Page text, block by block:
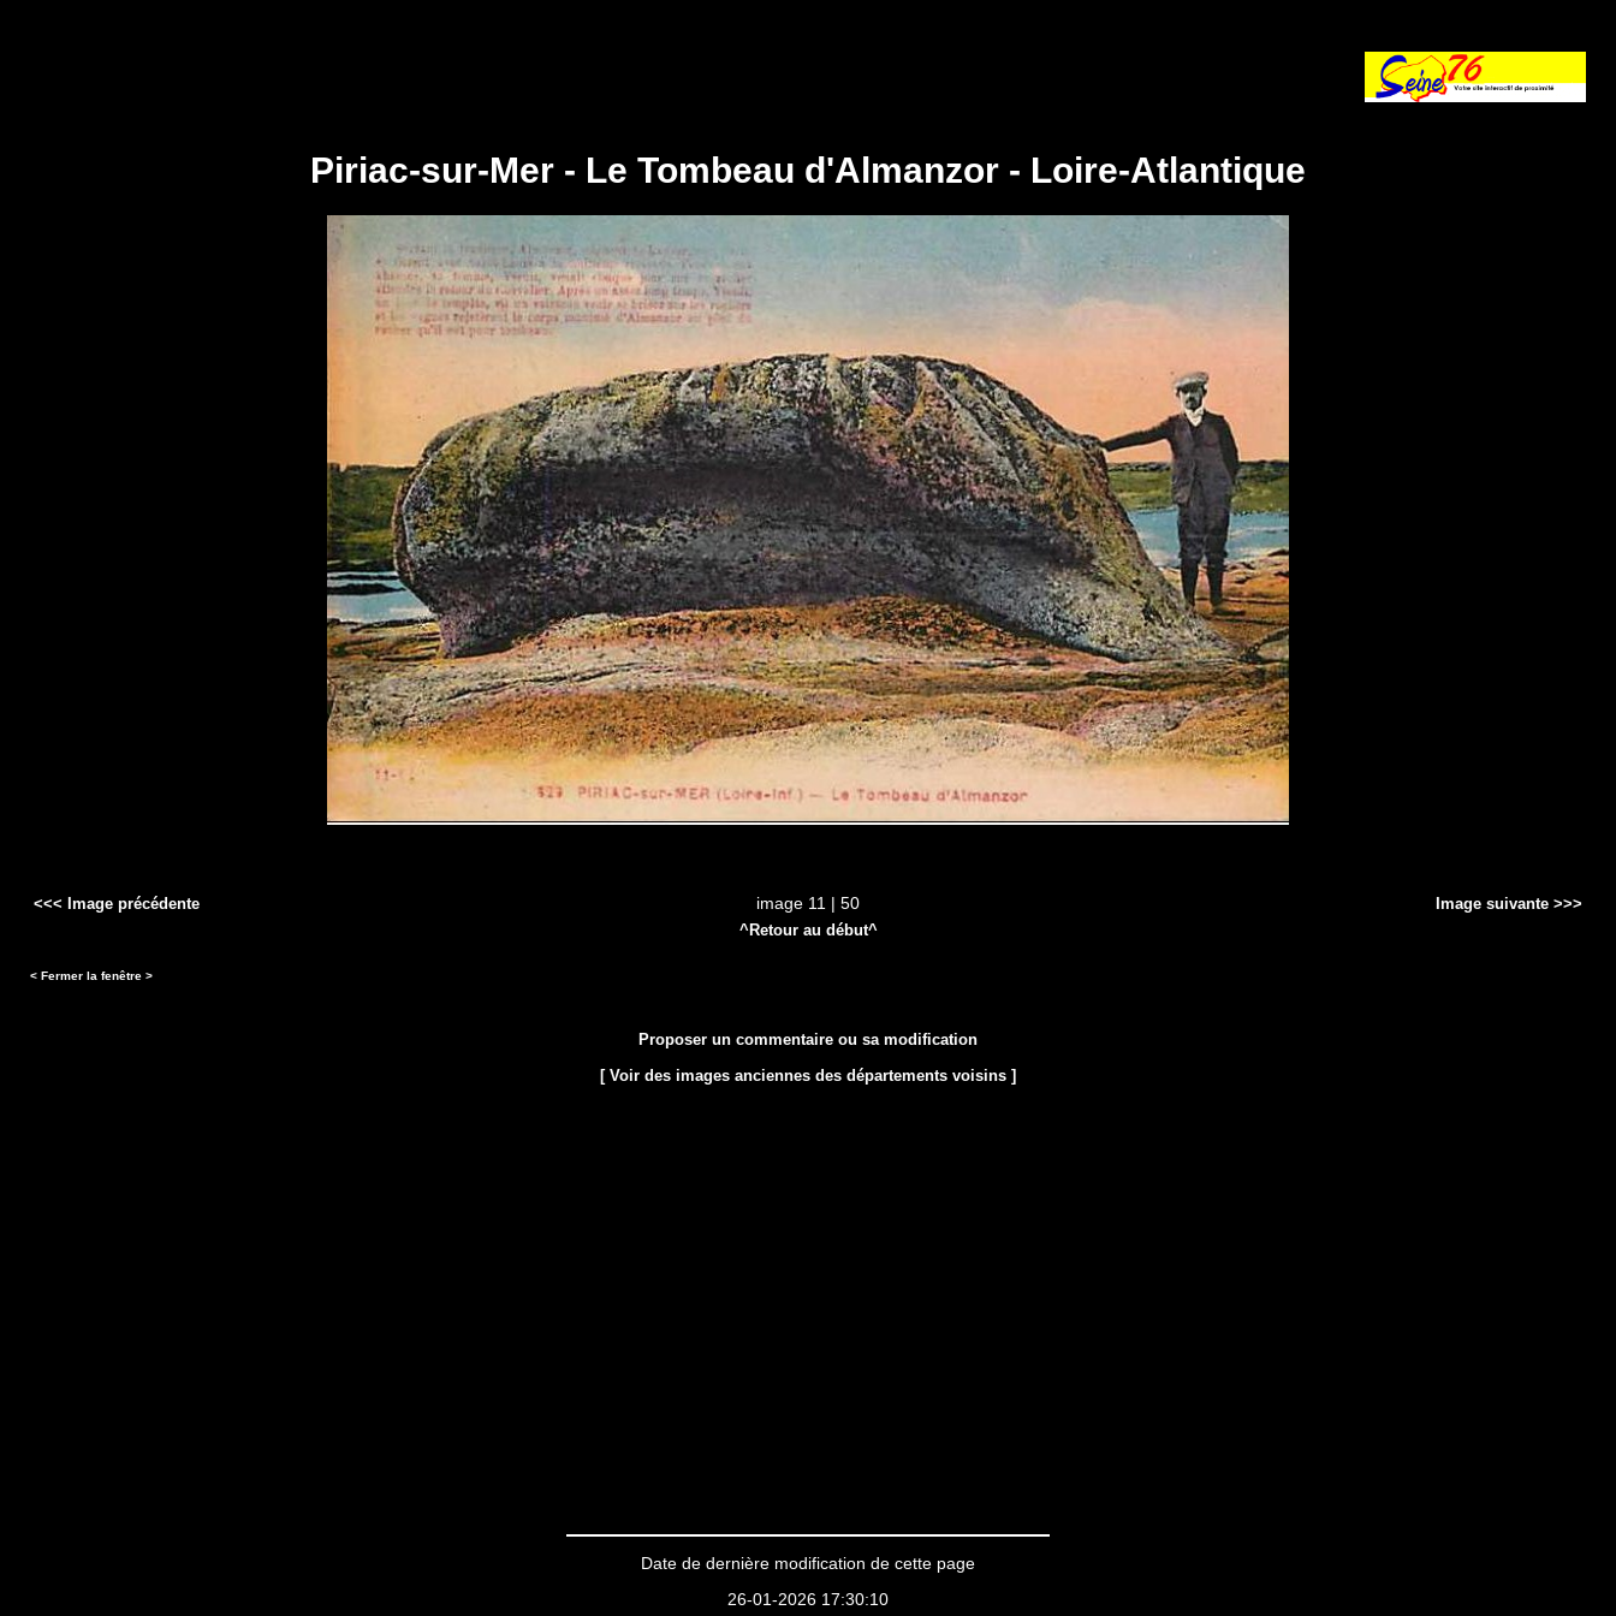
Piriac-sur-Mer - Le Tombeau d'Almanzor - Loire-Atlantique
<<< Image précédente image 11 | 50
Image suivante >>>
^Retour au début^
< Fermer la fenêtre >
Proposer un commentaire ou sa modification
[ Voir des images anciennes des départements voisins ]
Date de dernière modification de cette page
26-01-2026 17:30:10